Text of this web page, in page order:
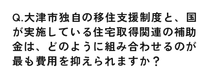
Q.大津市独自の移住支援制度と、国
が実施している住宅取得関連の補助
金は、どのように組み合わせるのが
最も費用を抑えられますか？